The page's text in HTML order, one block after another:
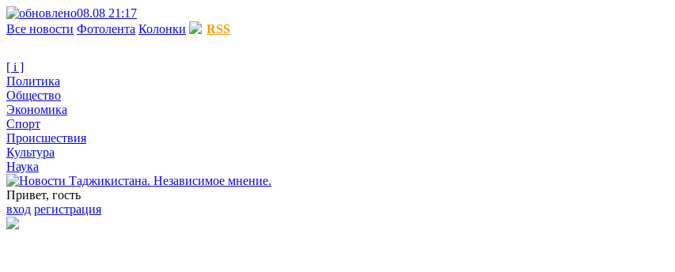
08.08 21:17
Все новости Фотолента Колонки RSS
[ i ]
Политика
Общество
Экономика
Спорт
Происшествия
Культура
Наука
Привет, гость
вход регистрация